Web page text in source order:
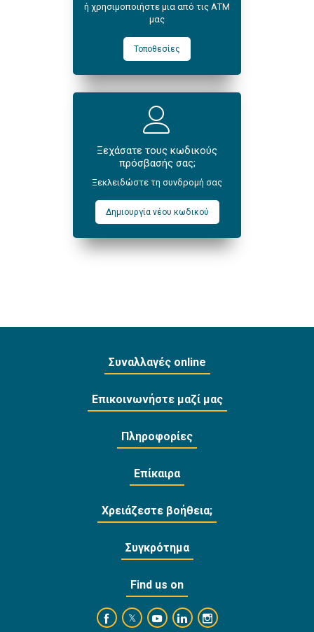
ή χρησιμοποιήστε μια από τις ΑΤΜ
μας
Τοποθεσίες
Ξεχάσατε τους κωδικούς
πρόσβασής σας;
Ξεκλειδώστε τη συνδρομή σας
Δημιουργία νέου κωδικού
Συναλλαγές online
Επικοινωνήστε μαζί μας
Πληροφορίες
Επίκαιρα
Χρειάζεστε βοήθεια;
Συγκρότημα
Find us on
https://www.facebook.com/
https://twitter.com/bankofcyprus_
https://www.youtube.com/user/
https://www.linkedin.com/
https://